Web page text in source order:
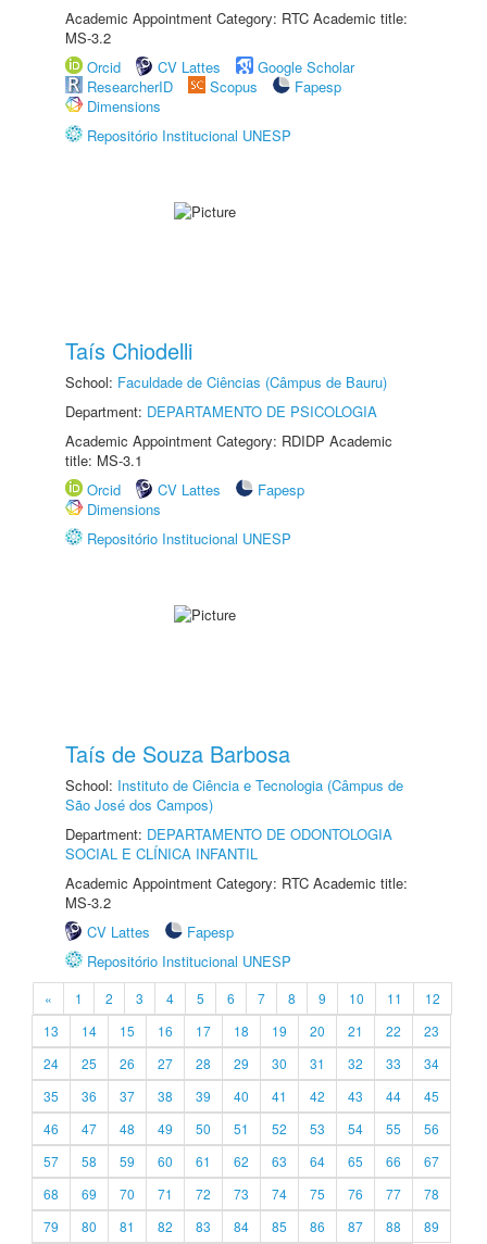
Academic Appointment Category: RTC Academic title:
MS-3.2
Orcid
CV Lattes
Google Scholar
ResearcherID
Scopus
Fapesp
Dimensions
Repositório Institucional UNESP
Taís Chiodelli
School: Faculdade de Ciências (Câmpus de Bauru)
Department: DEPARTAMENTO DE PSICOLOGIA
Academic Appointment Category: RDIDP Academic
title: MS-3.1
Orcid
CV Lattes
Fapesp
Dimensions
Repositório Institucional UNESP
Taís de Souza Barbosa
School: Instituto de Ciência e Tecnologia (Câmpus de
São José dos Campos)
Department: DEPARTAMENTO DE ODONTOLOGIA
SOCIAL E CLÍNICA INFANTIL
Academic Appointment Category: RTC Academic title:
MS-3.2
CV Lattes
Fapesp
Repositório Institucional UNESP
« 1 2 3 4 5 6 7 8 9 10 11
12
13
14 15 16 17 18 19 20 21 22
23
24
25 26 27 28 29 30 31 32 33
34
35
36 37 38 39 40 41 42 43 44
45
46
47 48 49 50 51 52 53 54 55
56
57
58 59 60 61 62 63 64 65 66
67
68
69 70 71 72 73 74 75 76 77
78
79
80 81 82 83 84 85 86 87 88
89